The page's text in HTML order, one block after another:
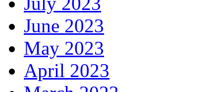
June 2023
May 2023
April 2023